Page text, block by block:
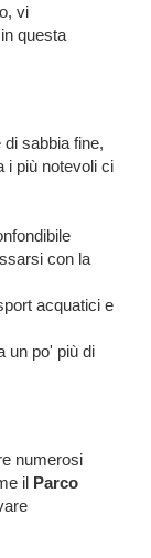
vi
questa
sabbia fine,
i più notevoli ci
con la
acquatici e
un po' più di
numerosi
il Parco